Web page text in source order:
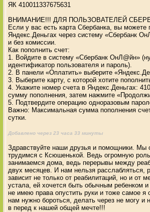
ЯК 410011337675631
ВНИМАНИЕ!!! ДЛЯ ПОЛЬЗОВАТЕЛЕЙ
Если у вас есть карта Сбербанка, вы можете
Яндекс.Деньгах через систему «Сбербанк
и без комиссии.
Как пополнить счет:
1. Войдите в систему «Сбербанк ОнЛ@йн»
идентификатор пользователя и пароль).
2. В панели «Оплатить» выберите
3. Выберите карту, с которой хотите
4. Укажите номер счета в Яндекс.Деньгах:
сумму пополнения, затем нажмите
5. Подтвердите операцию одноразовым
Важно: Максимальная сумма пополнения
сутки.
Добавлено через 23 часа 33 минуты
Здравствуйте наши друзья и помощники. Мы
трудимся с Ксюшенькой. Ведь огромную
занимаемся дома, ведь перерывы между
двух месяцев. И нам нельзя расслабляться,
зависит не только от реабилитаций, но и от
устала, ей хочется быть обычным ребенком
не имею права опустить руки и тоже самое
нам нужно бороться, делать через не могу и
в перед к нашей общей мечте!!!